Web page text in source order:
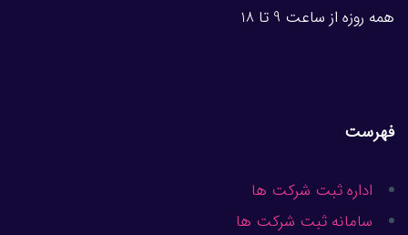
همه روزه از ساعت 9 تا 18
فهرست
اداره ثبت شرکت ها
سامانه ثبت شرکت ها